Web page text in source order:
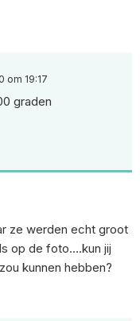
om 19:17
graden
ze werden echt groot
op de foto….kun jij
kunnen hebben?